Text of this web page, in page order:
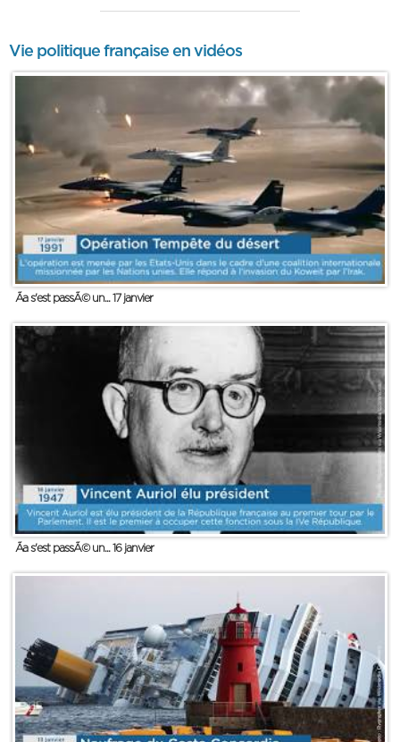
Vie politique française en vidéos
Ãa s'est passÃ© un... 17 janvier
Ãa s'est passÃ© un... 16 janvier